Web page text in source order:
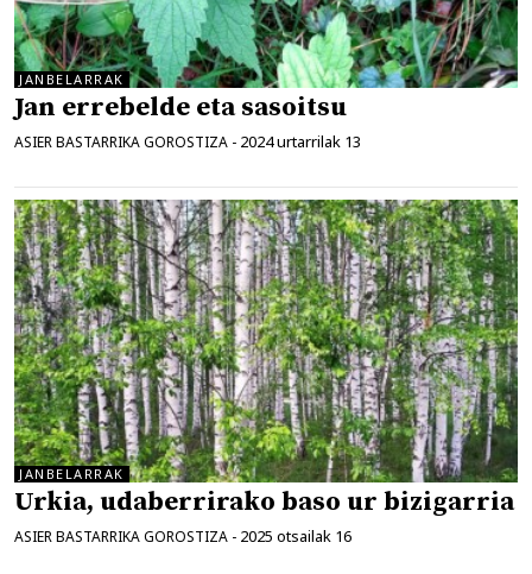
JANBELARRAK
Jan errebelde eta sasoitsu
ASIER BASTARRIKA GOROSTIZA - 2024 urtarrilak 13
JANBELARRAK
Urkia, udaberrirako baso ur bizigarria
ASIER BASTARRIKA GOROSTIZA - 2025 otsailak 16